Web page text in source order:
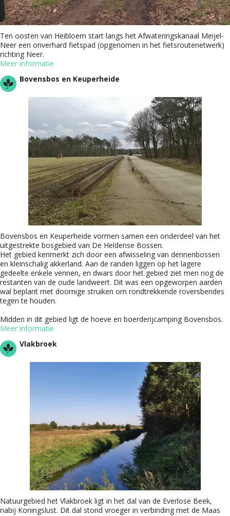
Ten oosten van Heibloem start langs het Afwateringskanaal Meijel-
Neer een onverhard fietspad (opgenomen in het fietsroutenetwerk)
richting Neer.
Meer informatie
Bovensbos en Keuperheide
Bovensbos en Keuperheide vormen samen een onderdeel van het
uitgestrekte bosgebied van De Heldense Bossen.
Het gebied kenmerkt zich door een afwisseling van dennenbossen
en kleinschalig akkerland. Aan de randen liggen op het lagere
gedeelte enkele vennen, en dwars door het gebied ziet men nog de
restanten van de oude landweert. Dit was een opgeworpen aarden
wal beplant met doornige struiken om rondtrekkende roversbendes
tegen te houden.
Midden in dit gebied ligt de hoeve en boerderijcamping Bovensbos.
Meer informatie
Vlakbroek
Natuurgebied het Vlakbroek ligt in het dal van de Everlose Beek,
nabij Koningslust. Dit dal stond vroeger in verbinding met de Maas